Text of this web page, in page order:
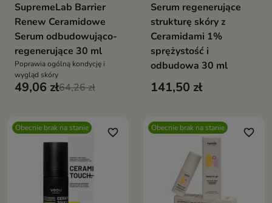
SupremeLab Barrier
Renew Ceramidowe
Serum odbudowująco-
regenerujące 30 ml
Poprawia ogólną kondycję i
wygląd skóry
49,06 zł64,26 zł
Serum regenerujące
strukturę skóry z
Ceramidami 1%
sprężystość i
odbudowa 30 ml
141,50 zł
Obecnie brak na stanie favorite_border Obecnie brak na stanie favorite_border